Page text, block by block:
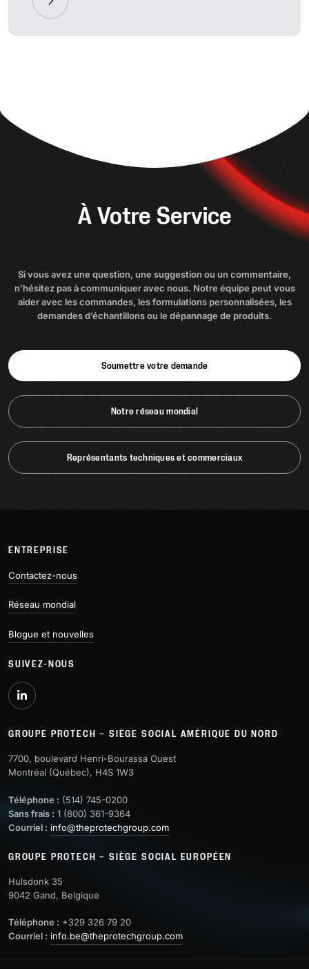
À Votre Service
Si vous avez une question, une suggestion ou un commentaire,
n’hésitez pas à communiquer avec nous. Notre équipe peut vous
aider avec les commandes, les formulations personnalisées, les
demandes d’échantillons ou le dépannage de produits.
Soumettre votre demande
Notre réseau mondial
Représentants techniques et commerciaux
ENTREPRISE
Contactez-nous
Réseau mondial
Blogue et nouvelles
SUIVEZ-NOUS
GROUPE PROTECH – SIÈGE SOCIAL AMÉRIQUE DU NORD
7700, boulevard Henri-Bourassa Ouest
Montréal (Québec), H4S 1W3
Téléphone : (514) 745-0200
Sans frais : 1 (800) 361-9364
Courriel : info@theprotechgroup.com
GROUPE PROTECH – SIÈGE SOCIAL EUROPÉEN
Hulsdonk 35
9042 Gand, Belgique
Téléphone : +329 326 79 20
Courriel : info.be@theprotechgroup.com